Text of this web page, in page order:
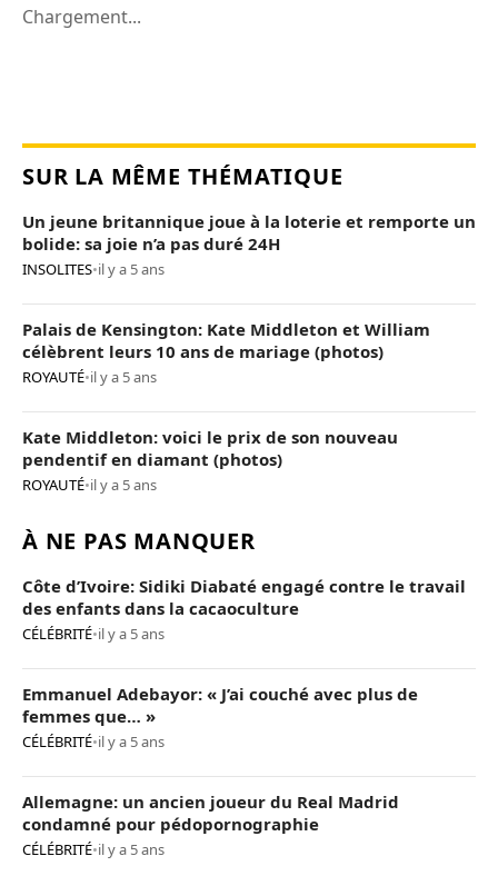
Chargement...
SUR LA MÊME THÉMATIQUE
Un jeune britannique joue à la loterie et remporte un
bolide: sa joie n’a pas duré 24H
INSOLITES•il y a 5 ans
Palais de Kensington: Kate Middleton et William
célèbrent leurs 10 ans de mariage (photos)
ROYAUTÉ•il y a 5 ans
Kate Middleton: voici le prix de son nouveau
pendentif en diamant (photos)
ROYAUTÉ•il y a 5 ans
À NE PAS MANQUER
Côte d’Ivoire: Sidiki Diabaté engagé contre le travail
des enfants dans la cacaoculture
CÉLÉBRITÉ•il y a 5 ans
Emmanuel Adebayor: « J’ai couché avec plus de
femmes que… »
CÉLÉBRITÉ•il y a 5 ans
Allemagne: un ancien joueur du Real Madrid
condamné pour pédopornographie
CÉLÉBRITÉ•il y a 5 ans